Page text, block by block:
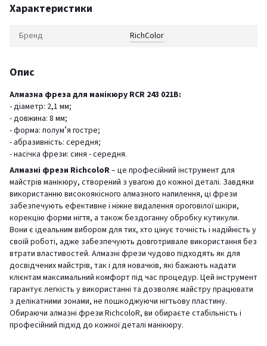
Характеристики
Бренд RichСolor
Опис
Алмазна фреза для манікюру RCR 243 021B:
- діаметр: 2,1 мм;
- довжина: 8 мм;
- форма: полумʼя гостре;
- абразивність: середня;
- насічка фрези: синя - середня.
Алмазні фрези RichcoloR– це професійний інструмент для
майстрів манікюру, створений з увагою до кожної деталі. Завдяки
використанню високоякісного алмазного напилення, ці фрези
забезпечують ефективне і ніжне видалення ороговілої шкіри,
корекцію форми нігтя, а також бездоганну обробку кутикули.
Вони є ідеальним вибором для тих, хто цінує точність і надійність у
своїй роботі, адже забезпечують довготривале використання без
втрати властивостей. Алмазні фрези чудово підходять як для
досвідчених майстрів, так і для новачків, які бажають надати
клієнтам максимальний комфорт під час процедур. Цей інструмент
гарантує легкість у використанні та дозволяє майстру працювати
з делікатними зонами, не пошкоджуючи нігтьову пластину.
Обираючи алмазні фрези RichcoloR, ви обираєте стабільність і
професійний підхід до кожної деталі манікюру.